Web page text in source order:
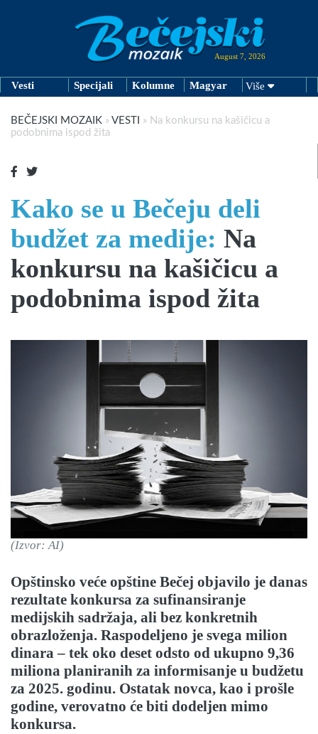
August 7, 2026
Vesti Specijali Kolumne Magyar Više
BEČEJSKI MOZAIK » VESTI » Na konkursu na kašičicu a
podobnima ispod žita
Kako se u Bečeju deli
budžet za medije: Na
konkursu na kašičicu a
podobnima ispod žita
(Izvor: AI)
Opštinsko veće opštine Bečej objavilo je danas
rezultate konkursa za sufinansiranje
medijskih sadržaja, ali bez konkretnih
obrazloženja. Raspodeljeno je svega milion
dinara – tek oko deset odsto od ukupno 9,36
miliona planiranih za informisanje u budžetu
za 2025. godinu. Ostatak novca, kao i prošle
godine, verovatno će biti dodeljen mimo
konkursa.